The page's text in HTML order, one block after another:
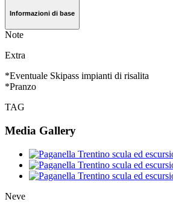
Informazioni di base
Note
Extra
*Eventuale Skipass impianti di risalita
*Pranzo
TAG
Media Gallery
Neve